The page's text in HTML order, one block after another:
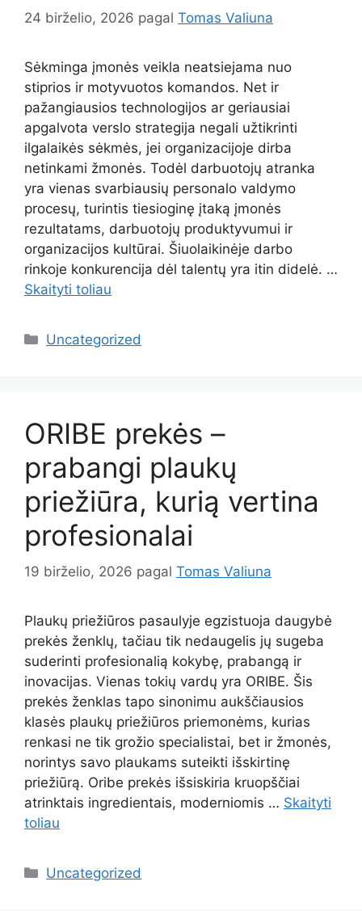
24 birželio, 2026 pagal Tomas Valiuna
Sėkminga įmonės veikla neatsiejama nuo
stiprios ir motyvuotos komandos. Net ir
pažangiausios technologijos ar geriausiai
apgalvota verslo strategija negali užtikrinti
ilgalaikės sėkmės, jei organizacijoje dirba
netinkami žmonės. Todėl darbuotojų atranka
yra vienas svarbiausių personalo valdymo
procesų, turintis tiesioginę įtaką įmonės
rezultatams, darbuotojų produktyvumui ir
organizacijos kultūrai. Šiuolaikinėje darbo
rinkoje konkurencija dėl talentų yra itin didelė. …
Skaityti toliau
Kategorijos
Uncategorized
ORIBE prekės –
prabangi plaukų
priežiūra, kurią vertina
profesionalai
19 birželio, 2026 pagal Tomas Valiuna
Plaukų priežiūros pasaulyje egzistuoja daugybė
prekės ženklų, tačiau tik nedaugelis jų sugeba
suderinti profesionalią kokybę, prabangą ir
inovacijas. Vienas tokių vardų yra ORIBE. Šis
prekės ženklas tapo sinonimu aukščiausios
klasės plaukų priežiūros priemonėms, kurias
renkasi ne tik grožio specialistai, bet ir žmonės,
norintys savo plaukams suteikti išskirtinę
priežiūrą. Oribe prekės išsiskiria kruopščiai
atrinktais ingredientais, moderniomis … Skaityti
toliau
Kategorijos
Uncategorized